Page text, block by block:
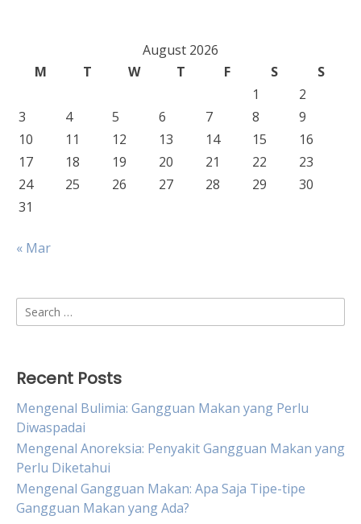
August 2026
M
T W T F S
S
1
2
3
4 5 6 7 8
9
10
11 12 13 14 15
16
17
18 19 20 21 22
23
24
25 26 27 28 29
30
31
« Mar
Search
for:
Recent Posts
Mengenal Bulimia: Gangguan Makan yang Perlu
Diwaspadai
Mengenal Anoreksia: Penyakit Gangguan Makan yang
Perlu Diketahui
Mengenal Gangguan Makan: Apa Saja Tipe-tipe
Gangguan Makan yang Ada?